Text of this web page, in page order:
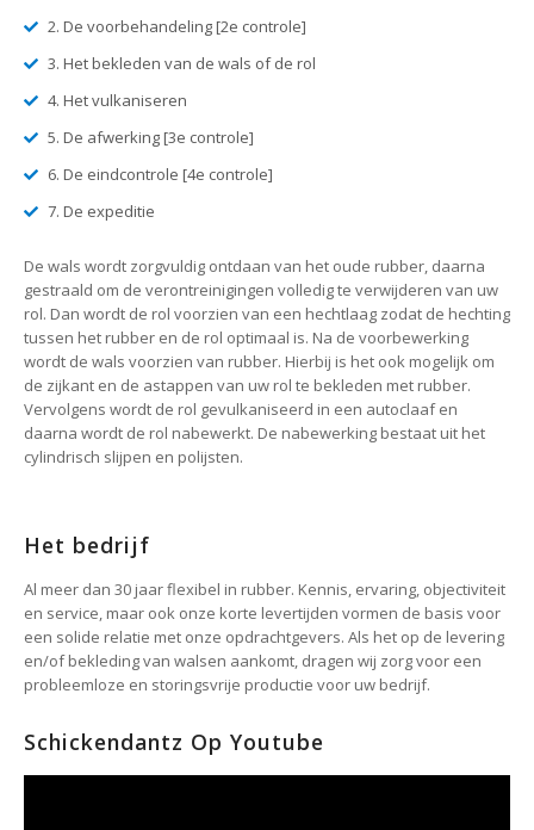
2. De voorbehandeling [2e controle]
3. Het bekleden van de wals of de rol
4. Het vulkaniseren
5. De afwerking [3e controle]
6. De eindcontrole [4e controle]
7. De expeditie
De wals wordt zorgvuldig ontdaan van het oude rubber, daarna
gestraald om de verontreinigingen volledig te verwijderen van uw
rol. Dan wordt de rol voorzien van een hechtlaag zodat de hechting
tussen het rubber en de rol optimaal is. Na de voorbewerking
wordt de wals voorzien van rubber. Hierbij is het ook mogelijk om
de zijkant en de astappen van uw rol te bekleden met rubber.
Vervolgens wordt de rol gevulkaniseerd in een autoclaaf en
daarna wordt de rol nabewerkt. De nabewerking bestaat uit het
cylindrisch slijpen en polijsten.
Het bedrijf
Al meer dan 30 jaar flexibel in rubber. Kennis, ervaring, objectiviteit
en service, maar ook onze korte levertijden vormen de basis voor
een solide relatie met onze opdrachtgevers. Als het op de levering
en/of bekleding van walsen aankomt, dragen wij zorg voor een
probleemloze en storingsvrije productie voor uw bedrijf.
Schickendantz Op Youtube